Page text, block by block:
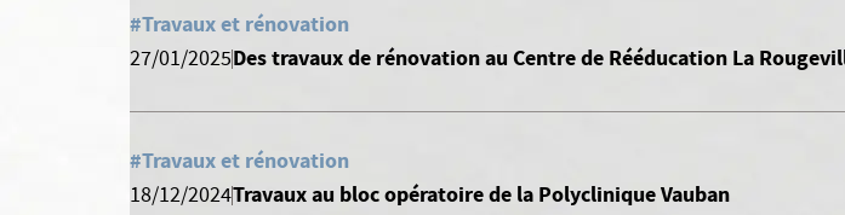
#Travaux et rénovation
27/01/2025Des travaux de rénovation au Centre de Rééducation La
#Travaux et rénovation
18/12/2024Travaux au bloc opératoire de la Polyclinique Vauban